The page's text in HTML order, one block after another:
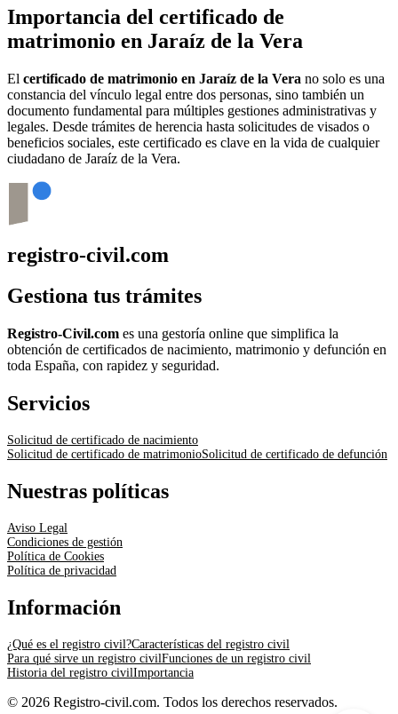
Importancia del certificado de
matrimonio en Jaraíz de la Vera
El certificado de matrimonio en Jaraíz de la Vera no solo es una
constancia del vínculo legal entre dos personas, sino también un
documento fundamental para múltiples gestiones administrativas y
legales. Desde trámites de herencia hasta solicitudes de visados o
beneficios sociales, este certificado es clave en la vida de cualquier
ciudadano de Jaraíz de la Vera.
registro-civil.com
Gestiona tus trámites
Registro-Civil.com es una gestoría online que simplifica la
obtención de certificados de nacimiento, matrimonio y defunción en
toda España, con rapidez y seguridad.
Servicios
Solicitud de certificado de nacimiento
Solicitud de certificado de matrimonioSolicitud de certificado de defunción
Nuestras políticas
Aviso Legal
Condiciones de gestión
Política de Cookies
Política de privacidad
Información
¿Qué es el registro civil?Características del registro civil
Para qué sirve un registro civilFunciones de un registro civil
Historia del registro civilImportancia
© 2026 Registro-civil.com. Todos los derechos reservados.